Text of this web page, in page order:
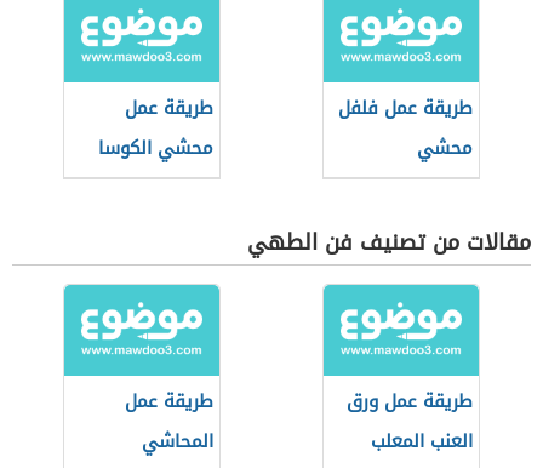
طريقة عمل فلفل
محشي
طريقة عمل
محشي الكوسا
بالطريقة المصرية
مقالات من تصنيف فن الطهي
طريقة عمل ورق
العنب المعلب
طريقة عمل
المحاشي